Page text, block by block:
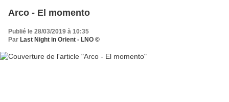
Arco - El momento
Publié le 28/03/2019 à 10:35
Par Last Night in Orient - LNO ©